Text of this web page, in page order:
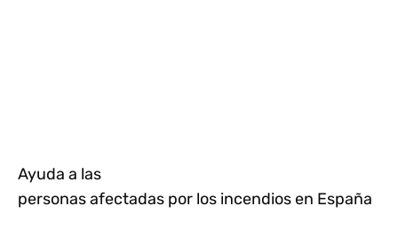
Ayuda a las
personas afectadas por los incendios en España